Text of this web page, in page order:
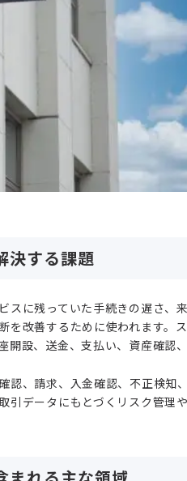
決する課題
スに残っていた手続きの遅さ、
を改善するために使われます。
開設、送金、支払い、資産確認
認、請求、入金確認、不正検知
引データにもとづくリスク管理